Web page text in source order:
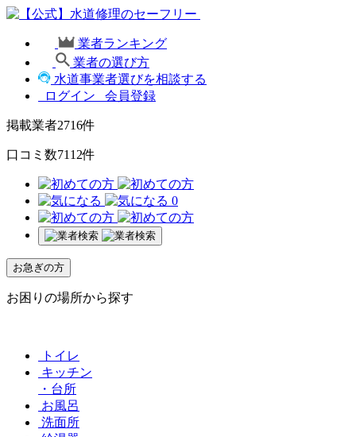
業者ランキング
業者の選び方
水道事業者選びを相談する
ログイン
会員登録
掲載業者2716件
口コミ数7112件
0
お急ぎの方
お困りの場所から探す
トイレ
キッチン
・台所
お風呂
洗面所